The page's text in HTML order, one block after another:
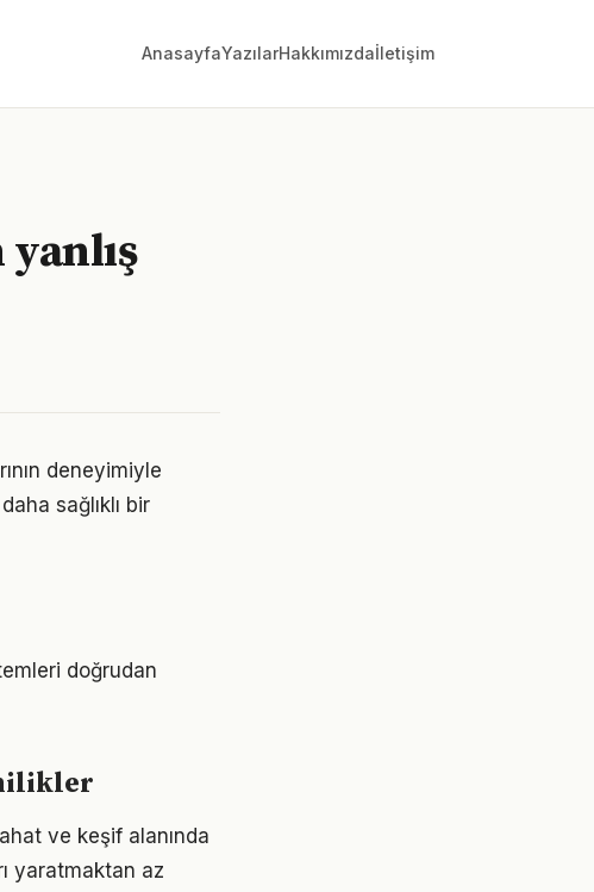
AnasayfaYazılarHakkımızdaİletişim
deneyimiyle
sağlıklı bir
doğrudan
ve keşif alanında
yaratmaktan az